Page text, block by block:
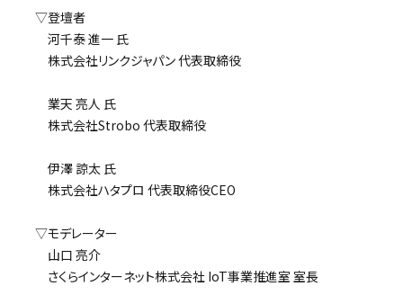
▽登壇者
河千泰 進一 氏
株式会社リンクジャパン 代表取締役
業天 亮人 氏
株式会社Strobo 代表取締役
伊澤 諒太 氏
株式会社ハタプロ 代表取締役CEO
▽モデレーター
山口 亮介
さくらインターネット株式会社 IoT事業推進室 室長